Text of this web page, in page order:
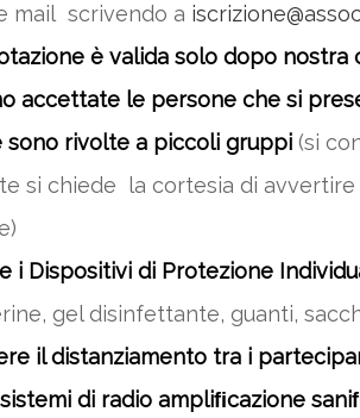
mail scrivendo a
è valida solo dopo nostra
accettate le persone che si
sono rivolte a piccoli gruppi (si
si chiede la cortesia di
i Dispositivi di Protezione
gel disinfettante, guanti,
il distanziamento tra i
di radio ampliﬁcazione